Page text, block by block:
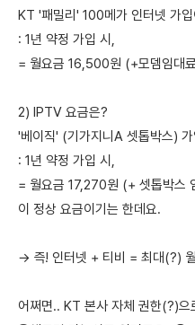
KT '패밀리' 100메가 인터넷 가
: 1년 약정 가입 시,
= 월요금 16,500원 (+모뎀임대
2) IPTV 요금은?
'베이직' (기가지니A 셋톱박스)
: 1년 약정 가입 시,
= 월요금 17,270원 (+ 셋톱박
이 정상 요금이기는 한데요.
→ 즉! 인터넷 + 티비 = 최대(?)
어쩌면.. KT 본사 자체 권한(?)으